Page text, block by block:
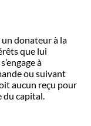
un donateur à la
que lui
à
ou suivant
aucun reçu pour
du capital.